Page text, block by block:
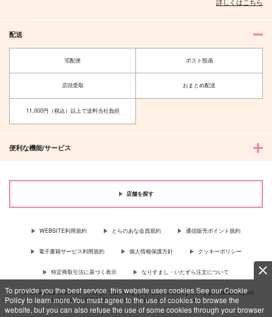
To provide you the best service, this website uses cookies.See our Cookie
Policy to learn more.You must agree to the use of cookies to browse the
website, but you can also refuse the use of some cookies through your browser
配送
宅配便 ポスト投函
店頭受取 おまとめ配送
11,000円（税込）以上で送料当社負担
便利な機能/サービス
店舗を探す
WEBSITE利用規約 とらのあな会員規約 通信販売ポイント規約
電子書籍サービス利用規約 個人情報保護方針 クッキーポリシー
特定商取引法に基づく表示 なりすまし・いたずら注文について
For Overseas customer, now you can ship your purchases by using purchases agent
services “AOCS”! Click {more…} for more information …more